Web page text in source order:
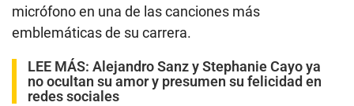
micrófono en una de las canciones más
emblemáticas de su carrera.
LEE MÁS: Alejandro Sanz y Stephanie Cayo ya
no ocultan su amor y presumen su felicidad en
redes sociales